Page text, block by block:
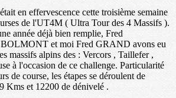
en effervescence cette troisième semaine
de l'UT4M ( Ultra Tour des 4 Massifs ).
année déjà bien remplie, Fred
et moi Fred GRAND avons eu
massifs alpins des : Vercors , Taillefer ,
à l'occasion de ce challenge. Particularité
de course, les étapes se déroulent de
Kms et 12200 de dénivelé .